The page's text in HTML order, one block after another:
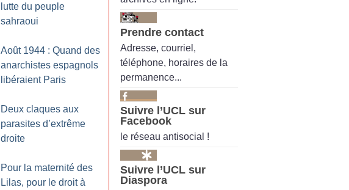
lutte du peuple
sahraoui
Août 1944 : Quand des
anarchistes espagnols
libéraient Paris
Deux claques aux
parasites d’extrême
droite
Pour la maternité des
Lilas, pour le droit à
Prendre contact
Adresse, courriel,
téléphone, horaires de la
permanence...
Suivre l’UCL sur
Facebook
le réseau antisocial !
Suivre l’UCL sur
Diaspora